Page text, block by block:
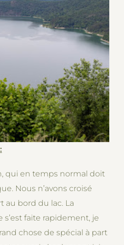
qui en temps normal doit
Nous n’avons croisé
au bord du lac. La
faite rapidement, je
chose de spécial à part